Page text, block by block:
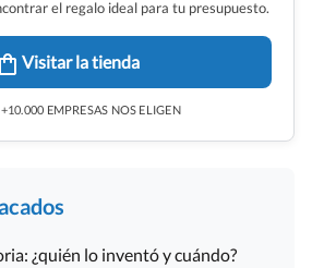
el regalo ideal para tu presupuesto.
Visitar la tienda
EMPRESAS NOS ELIGEN
¿quién lo inventó y cuándo?